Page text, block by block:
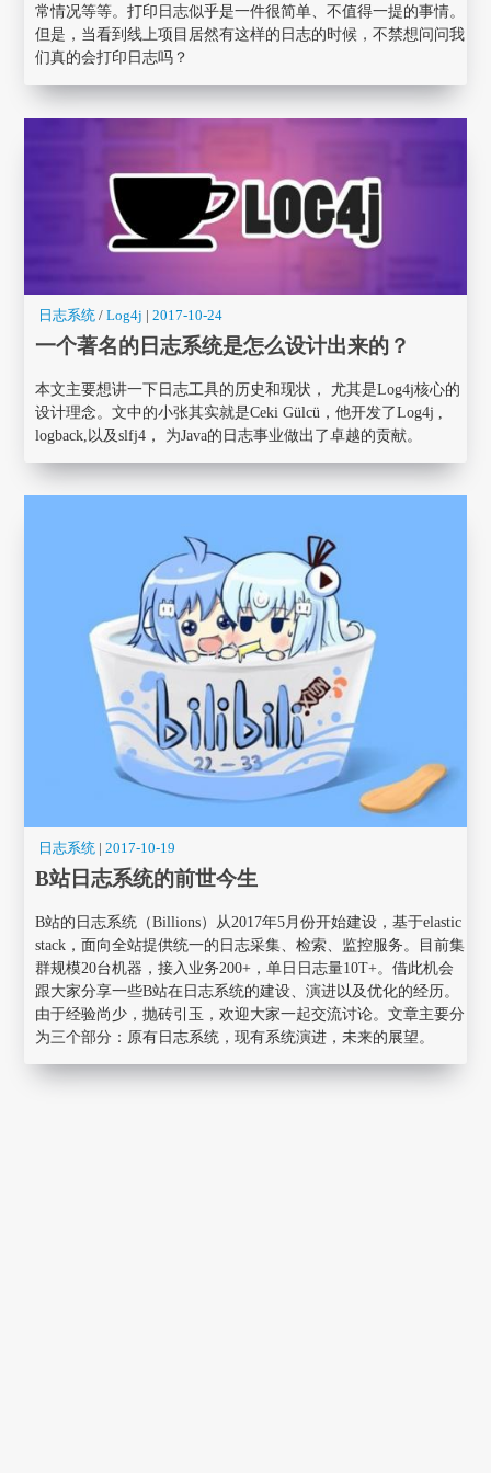
常情况等等。打印日志似乎是一件很简单、不值得一提的事情。
但是，当看到线上项目居然有这样的日志的时候，不禁想问问我
们真的会打印日志吗？
日志系统 / Log4j |2017-10-24
一个著名的日志系统是怎么设计出来的？
本文主要想讲一下日志工具的历史和现状， 尤其是Log4j核心的
设计理念。文中的小张其实就是Ceki Gülcü，他开发了Log4j ,
logback,以及slfj4， 为Java的日志事业做出了卓越的贡献。
日志系统 |2017-10-19
B站日志系统的前世今生
B站的日志系统（Billions）从2017年5月份开始建设，基于elastic
stack，面向全站提供统一的日志采集、检索、监控服务。目前集
群规模20台机器，接入业务200+，单日日志量10T+。借此机会
跟大家分享一些B站在日志系统的建设、演进以及优化的经历。
由于经验尚少，抛砖引玉，欢迎大家一起交流讨论。文章主要分
为三个部分：原有日志系统，现有系统演进，未来的展望。